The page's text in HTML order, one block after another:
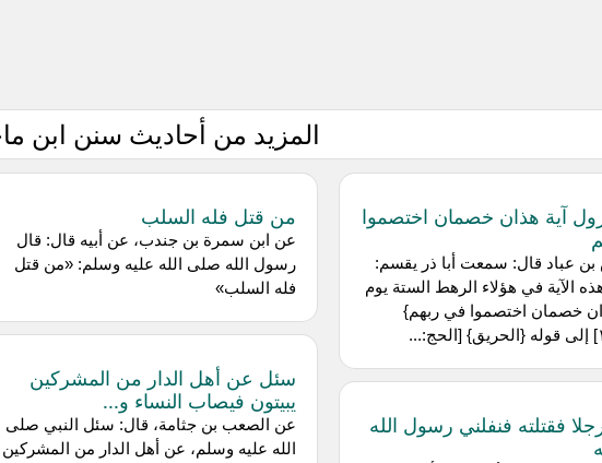
المزيد من أحاديث سنن ابن
آية هذان خصمان اختصموا
عباد قال: سمعت أبا ذر يقسم:
الآية في هؤلاء الرهط الستة يوم
خصمان اختصموا في ربهم}
فقتلته فنفلني رسول الله
من قتل فله السلب
عن ابن سمرة بن جندب، عن أبيه قال: قال
رسول الله صلى الله عليه وسلم: «من قتل
فله السلب»
سئل عن أهل الدار من المشركين
يبيتون فيصاب النساء و...
عن الصعب بن جثامة، قال: سئل النبي صلى
الله عليه وسلم، عن أهل الدار من المشركين